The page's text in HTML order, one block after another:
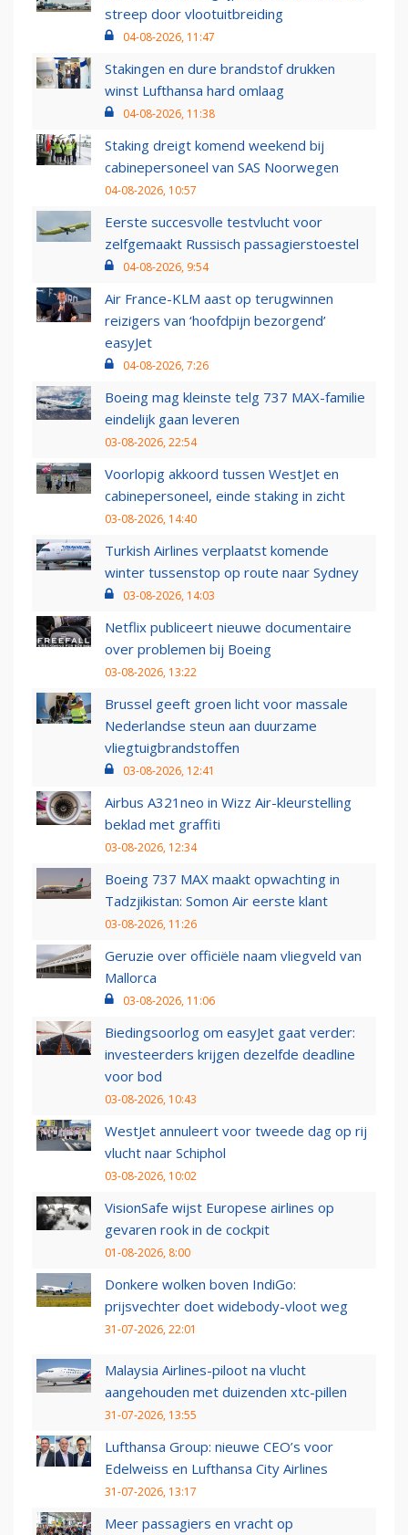
streep door vlootuitbreiding
04-08-2026, 11:47
Stakingen en dure brandstof drukken
winst Lufthansa hard omlaag
04-08-2026, 11:38
Staking dreigt komend weekend bij
cabinepersoneel van SAS Noorwegen
04-08-2026, 10:57
Eerste succesvolle testvlucht voor
zelfgemaakt Russisch passagierstoestel
04-08-2026, 9:54
Air France-KLM aast op terugwinnen
reizigers van ‘hoofdpijn bezorgend’
easyJet
04-08-2026, 7:26
Boeing mag kleinste telg 737 MAX-familie
eindelijk gaan leveren
03-08-2026, 22:54
Voorlopig akkoord tussen WestJet en
cabinepersoneel, einde staking in zicht
03-08-2026, 14:40
Turkish Airlines verplaatst komende
winter tussenstop op route naar Sydney
03-08-2026, 14:03
Netflix publiceert nieuwe documentaire
over problemen bij Boeing
03-08-2026, 13:22
Brussel geeft groen licht voor massale
Nederlandse steun aan duurzame
vliegtuigbrandstoffen
03-08-2026, 12:41
Airbus A321neo in Wizz Air-kleurstelling
beklad met graffiti
03-08-2026, 12:34
Boeing 737 MAX maakt opwachting in
Tadzjikistan: Somon Air eerste klant
03-08-2026, 11:26
Geruzie over officiële naam vliegveld van
Mallorca
03-08-2026, 11:06
Biedingsoorlog om easyJet gaat verder:
investeerders krijgen dezelfde deadline
voor bod
03-08-2026, 10:43
WestJet annuleert voor tweede dag op rij
vlucht naar Schiphol
03-08-2026, 10:02
VisionSafe wijst Europese airlines op
gevaren rook in de cockpit
01-08-2026, 8:00
Donkere wolken boven IndiGo:
prijsvechter doet widebody-vloot weg
31-07-2026, 22:01
Malaysia Airlines-piloot na vlucht
aangehouden met duizenden xtc-pillen
31-07-2026, 13:55
Lufthansa Group: nieuwe CEO’s voor
Edelweiss en Lufthansa City Airlines
31-07-2026, 13:17
Meer passagiers en vracht op